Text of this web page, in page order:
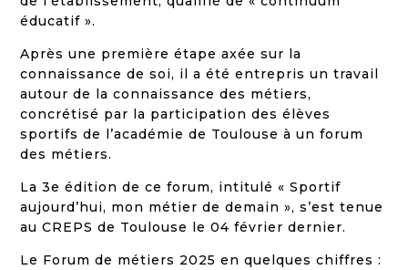
éducatif ».
Après une première étape axée sur la
connaissance de soi, il a été entrepris un travail
autour de la connaissance des métiers,
concrétisé par la participation des élèves
sportifs de l’académie de Toulouse à un forum
des métiers.
La 3e édition de ce forum, intitulé « Sportif
aujourd’hui, mon métier de demain », s’est tenue
au CREPS de Toulouse le 04 février dernier.
Le Forum de métiers 2025 en quelques chiffres :